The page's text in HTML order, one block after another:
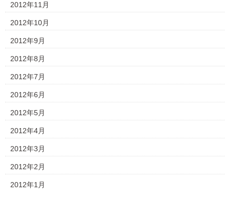
2012年11月
2012年10月
2012年9月
2012年8月
2012年7月
2012年6月
2012年5月
2012年4月
2012年3月
2012年2月
2012年1月